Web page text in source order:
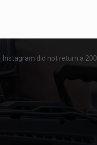
Instagram did not return a 200.